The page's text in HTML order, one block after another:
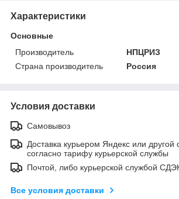
Характеристики
Основные
Производитель
НПЦРИЗ
Страна производитель
Россия
Условия доставки
Самовывоз
Доставка курьером Яндекс или
согласно тарифу курьерской службы
Почтой, либо курьерской службой
Все условия доставки